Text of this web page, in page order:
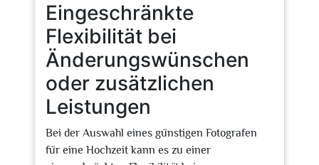
Eingeschränkte
Flexibilität bei
Änderungswünschen
oder zusätzlichen
Leistungen
Bei der Auswahl eines günstigen Fotografen
für eine Hochzeit kann es zu einer